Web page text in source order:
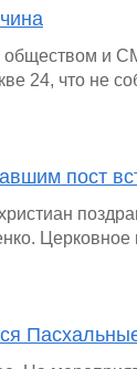
обществом и
24, что не
пост